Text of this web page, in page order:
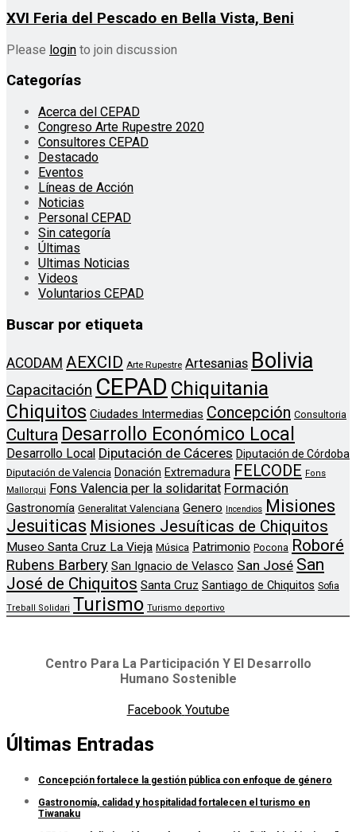
XVI Feria del Pescado en Bella Vista, Beni
Please login to join discussion
Categorías
Acerca del CEPAD
Congreso Arte Rupestre 2020
Consultores CEPAD
Destacado
Eventos
Líneas de Acción
Noticias
Personal CEPAD
Sin categoría
Últimas
Ultimas Noticias
Videos
Voluntarios CEPAD
Buscar por etiqueta
ACODAM AEXCID Arte Rupestre Artesanias Bolivia
Capacitación CEPAD Chiquitania
Chiquitos Ciudades Intermedias Concepción Consultoria
Cultura Desarrollo Económico Local
Desarrollo Local Diputación de Cáceres Diputación de Córdoba
Diputación de Valencia Donación Extremadura FELCODE Fons
Mallorqui
Fons Valencia per la solidaritat Formación
Gastronomía Generalitat Valenciana Genero Incendios
Misiones
Jesuiticas Misiones Jesuíticas de Chiquitos
Museo Santa Cruz La Vieja Música Patrimonio Pocona Roboré
Rubens Barbery San Ignacio de Velasco San José San
José de Chiquitos Santa Cruz Santiago de Chiquitos Sofia
Treball Solidari Turismo Turismo deportivo
Centro Para La Participación Y El Desarrollo
Humano Sostenible
Facebook Youtube
Últimas Entradas
Concepción fortalece la gestión pública con enfoque de género
Gastronomía, calidad y hospitalidad fortalecen el turismo en
Tiwanaku